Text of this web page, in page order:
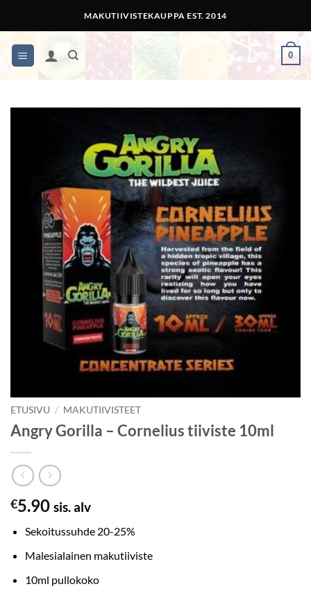
content
MAKUTIIVISTEKAUPPA EST. 2014
0
ETUSIVU / MAKUTIIVISTEET
Angry Gorilla – Cornelius tiiviste 10ml
€5.90 sis. alv
Sekoitussuhde 20-25%
Malesialainen makutiiviste
10ml pullokoko